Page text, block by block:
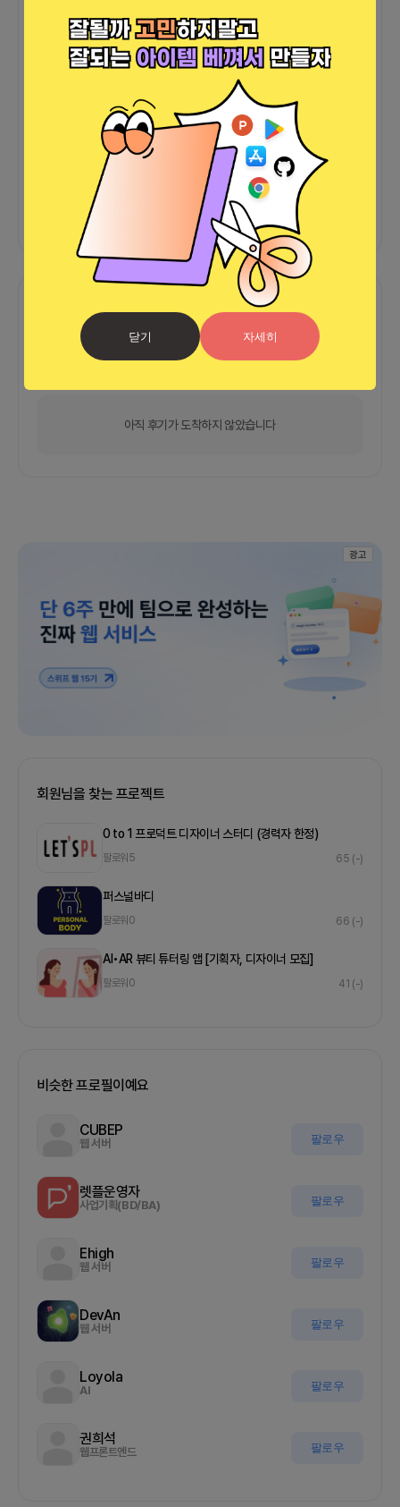
닫기 자세히
더보기
함께한 사람들이 남긴 말
커피챗 0
아직 후기가 도착하지 않았습니다
광고
회원님을 찾는 프로젝트
0 to 1 프로덕트 디자이너 스터디 (경력자 한정)
팔로워 5 65 (-)
퍼스널바디
팔로워 0 66 (-)
AI•AR 뷰티 튜터링 앱 [기획자, 디자이너 모집]
팔로워 0 41 (-)
비슷한 프로필이예요
CUBEP
웹 서버 팔로우
렛플운영자
사업기획(BD/BA) 팔로우
Ehigh
웹 서버 팔로우
DevAn
웹 서버 팔로우
Loyola
AI 팔로우
권희석
웹프론트엔드 팔로우